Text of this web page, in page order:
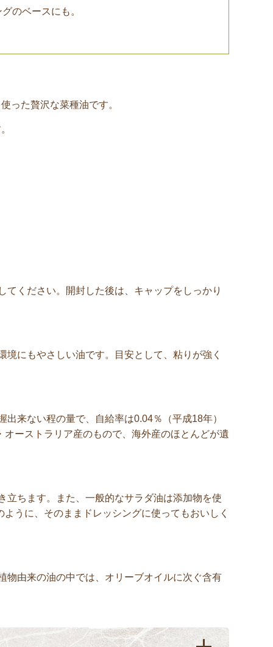
のベースにも。
った贅沢な菜種油です。
ください。開封した後は、キャップをしっかり
にもやさしい油です。目安として、粘りが強く
来ない程の量で、自給率は0.04％（平成18年）
ーストラリア産のもので、海外産のほとんどが遺
ちます。また、一般的なサラダ油は添加物を使
うに、そのままドレッシングに使ってもおいしく
物由来の油の中では、オリーブオイルに次ぐ含有